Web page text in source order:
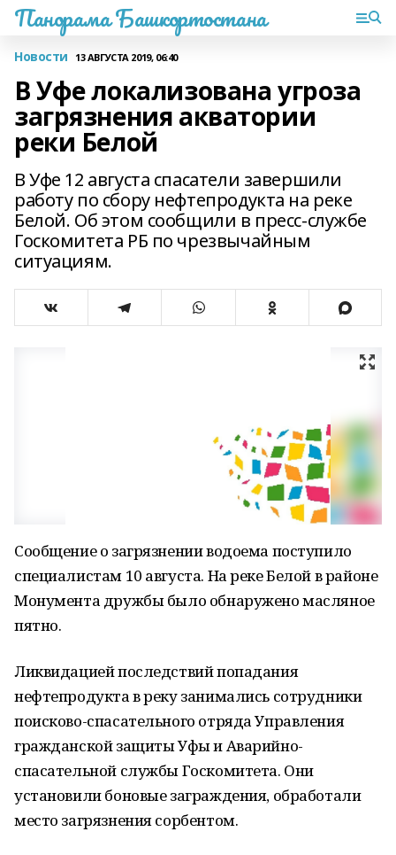
Панорама Башкортостана
Новости 13 АВГУСТА 2019, 06:40
В Уфе локализована угроза
загрязнения акватории
реки Белой
В Уфе 12 августа спасатели завершили
работу по сбору нефтепродукта на реке
Белой. Об этом сообщили в пресс-службе
Госкомитета РБ по чрезвычайным
ситуациям.
Сообщение о загрязнении водоема поступило
специалистам 10 августа. На реке Белой в районе
Монумента дружбы было обнаружено масляное
пятно.
Ликвидацией последствий попадания
нефтепродукта в реку занимались сотрудники
поисково-спасательного отряда Управления
гражданской защиты Уфы и Аварийно-
спасательной службы Госкомитета. Они
установили боновые заграждения, обработали
место загрязнения сорбентом.